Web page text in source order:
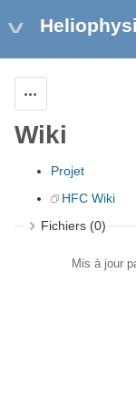
Wiki
Projet
HFC Wiki
Fichiers (0)
Mis à jour